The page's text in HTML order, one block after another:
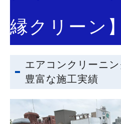
縁クリーン
エアコンクリーニ
豊富な施工実績